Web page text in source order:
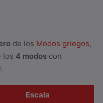
de los Modos griegos,
los 4 modos con
Escala